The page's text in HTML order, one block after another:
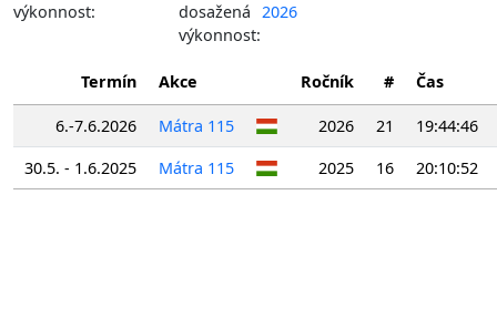
výkonnost:
dosažená
výkonnost:
2026
Termín Akce Ročník # Čas
6.-7.6.2026 Mátra 115 2026 21
19:44:46
30.5. - 1.6.2025
Mátra 115 2025 16 20:10:52